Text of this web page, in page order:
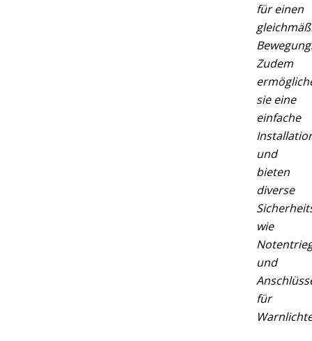
für einen
Zudem
sie eine
einfache
und
bieten
diverse
wie
und
für